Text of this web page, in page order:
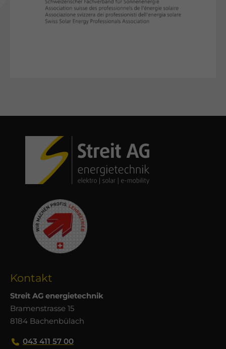
Kontakt
Streit AG energietechnik
Bramenstrasse 15
8184 Bachenbülach
043 411 57 00